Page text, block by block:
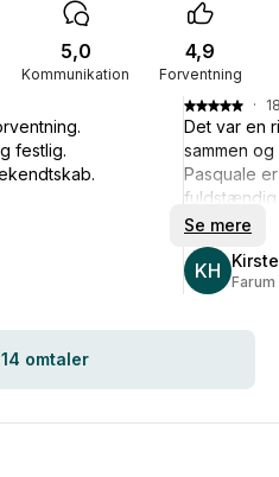
Kommunikation
5,0
Forventning
4,9
festlig.
KH Farum
·
Det var en
sammen
Pasquale
Se mere
omtaler